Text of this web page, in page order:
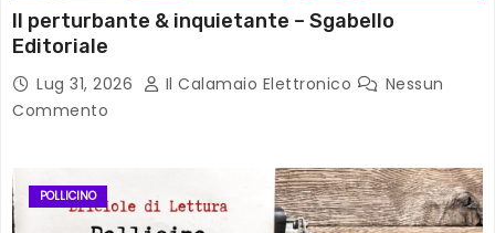
Il perturbante & inquietante – Sgabello
Editoriale
Lug 31, 2026 Il Calamaio Elettronico
Nessun
Commento
POLLICINO